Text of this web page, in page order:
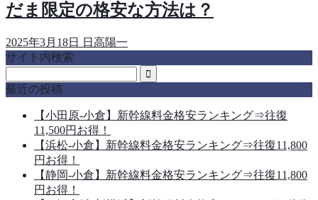
だま限定の格安な方法は？
2025年3月18日
日高陽一
サイト内検索
最近の投稿
【小田原-小倉】新幹線料金格安ランキング⇒往復
11,500円お得！
【浜松-小倉】新幹線料金格安ランキング⇒往復11,800
円お得！
【静岡-小倉】新幹線料金格安ランキング⇒往復11,800
円お得！